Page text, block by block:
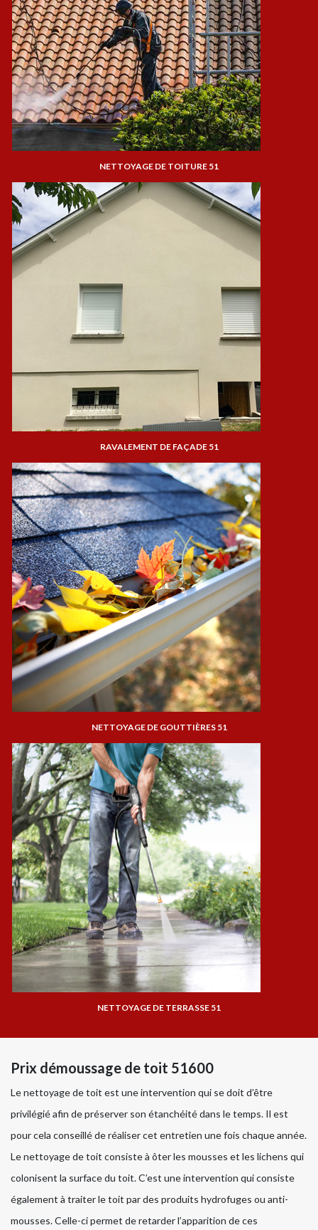
NETTOYAGE DE TOITURE 51
RAVALEMENT DE FAÇADE 51
NETTOYAGE DE GOUTTIÈRES 51
NETTOYAGE DE TERRASSE 51
Prix démoussage de toit 51600
Le nettoyage de toit est une intervention qui se doit d’être
privilégié afin de préserver son étanchéité dans le temps. Il est
pour cela conseillé de réaliser cet entretien une fois chaque année.
Le nettoyage de toit consiste à ôter les mousses et les lichens qui
colonisent la surface du toit. C’est une intervention qui consiste
également à traiter le toit par des produits hydrofuges ou anti-
mousses. Celle-ci permet de retarder l’apparition de ces